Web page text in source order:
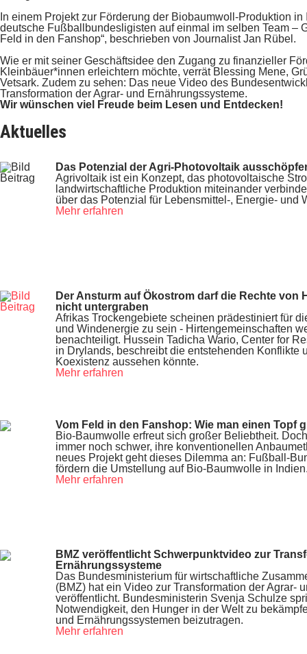
In einem Projekt zur Förderung der Biobaumwoll-Produktion
deutsche Fußballbundesligisten auf einmal im selben Team –
Feld in den Fanshop“, beschrieben von Journalist Jan Rübel.
Wie er mit seiner Geschäftsidee den Zugang zu finanzieller
Kleinbäuer*innen erleichtern möchte, verrät Blessing Mene,
Vetsark. Zudem zu sehen: Das neue Video des
Transformation der Agrar- und Ernährungssysteme.
Wir wünschen viel Freude beim Lesen und Entdecken!
Aktuelles
Das Potenzial der Agri-Photovoltaik
Agrivoltaik ist ein Konzept, das photovoltaische
landwirtschaftliche Produktion miteinander
über das Potenzial für Lebensmittel-, Energie- und
Mehr erfahren
Der Ansturm auf Ökostrom darf die Rechte von
nicht untergraben
Afrikas Trockengebiete scheinen prädestiniert für
und Windenergie zu sein - Hirtengemeinschaften
benachteiligt. Hussein Tadicha Wario, Center for
in Drylands, beschreibt die entstehenden Konflikte
Koexistenz aussehen könnte.
Mehr erfahren
Vom Feld in den Fanshop: Wie man einen Topf
Bio-Baumwolle erfreut sich großer Beliebtheit.
immer noch schwer, ihre konventionellen
neues Projekt geht dieses Dilemma an: Fußball-
fördern die Umstellung auf Bio-Baumwolle in
Mehr erfahren
BMZ veröffentlicht Schwerpunktvideo zur
Ernährungssysteme
Das Bundesministerium für wirtschaftliche
(BMZ) hat ein Video zur Transformation der Agrar-
veröffentlicht. Bundesministerin Svenja Schulze
Notwendigkeit, den Hunger in der Welt zu
und Ernährungssystemen beizutragen.
Mehr erfahren